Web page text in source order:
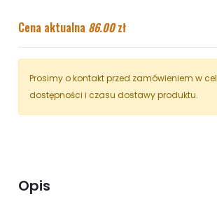
Cena aktualna 86.00zł
Prosimy o kontakt przed zamówieniem w
dostępności i czasu dostawy produktu.
Opis